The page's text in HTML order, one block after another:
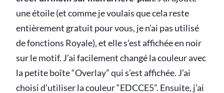
une étoile (et comme je voulais que cela reste
entièrement gratuit pour vous, je n’ai pas utilisé
de fonctions Royale), et elle s’est affichée en noir
sur le motif. J’ai facilement changé la couleur avec
la petite boîte “Overlay” qui s’est affichée. J’ai
choisi d’utiliser la couleur “EDCCE5”. Ensuite, j’ai